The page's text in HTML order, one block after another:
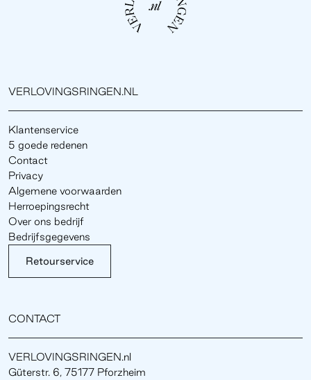
VERLOVINGSRINGEN.NL
Klantenservice
5 goede redenen
Contact
Privacy
Algemene voorwaarden
Herroepingsrecht
Over ons bedrijf
Bedrijfsgegevens
Retourservice
CONTACT
VERLOVINGSRINGEN.nl
Güterstr. 6, 75177 Pforzheim